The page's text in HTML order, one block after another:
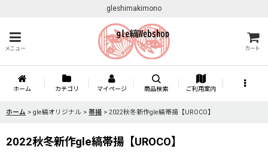
gleshimakimono
メニュー カート
ホーム カテゴリ マイページ 商品検索 ご利用案内
ホーム > gle縞オリジナル > 帯揚 > 2022秋冬新作gle縞帯揚【UROCO】
2022秋冬新作gle縞帯揚【UROCO】